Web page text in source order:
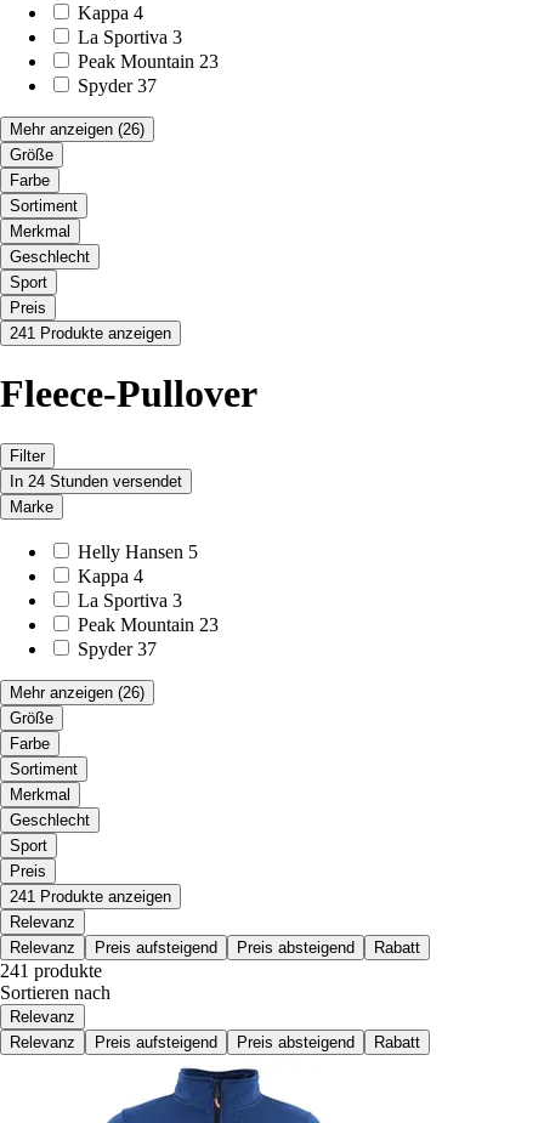
Kappa 4
La Sportiva 3
Peak Mountain 23
Spyder 37
Mehr anzeigen (26)
Größe
Farbe
Sortiment
Merkmal
Geschlecht
Sport
Preis
241 Produkte anzeigen
Fleece-Pullover
Filter
In 24 Stunden versendet
Marke
Helly Hansen 5
Kappa 4
La Sportiva 3
Peak Mountain 23
Spyder 37
Mehr anzeigen (26)
Größe
Farbe
Sortiment
Merkmal
Geschlecht
Sport
Preis
241 Produkte anzeigen
Relevanz
Relevanz
Preis aufsteigend Preis absteigend Rabatt
241 produkte
Sortieren nach
Relevanz
Relevanz
Preis aufsteigend Preis absteigend Rabatt